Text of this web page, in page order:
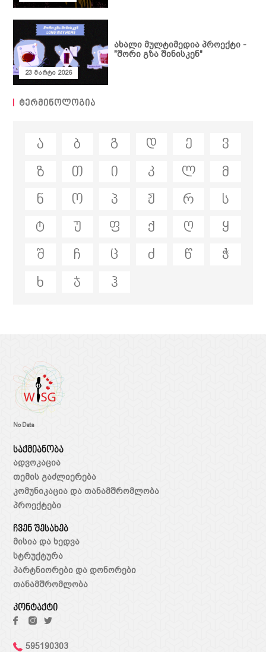
ახალი მულტიმედია პროექტი -
"შორი გზა შინისკენ"
23 მარტი 2026
ტერმინოლოგია
ა ბ გ დ ე
ვ
ზ
თ ი კ ლ
მ
ნ
ო პ ჟ რ
ს
ტ
უ ფ ქ ღ
ყ
შ
ჩ ც ძ წ
ჭ
ხ
ჯ ჰ
No Data
საქმიანობა
ადვოკაცია
თემის გაძლიერება
კომუნიკაცია და თანამშრომლობა
პროექტები
ჩვენ შესახებ
მისია და ხედვა
სტრუქტურა
პარტნიორები და დონორები
თანამშრომლობა
კონტაქტი
595190303